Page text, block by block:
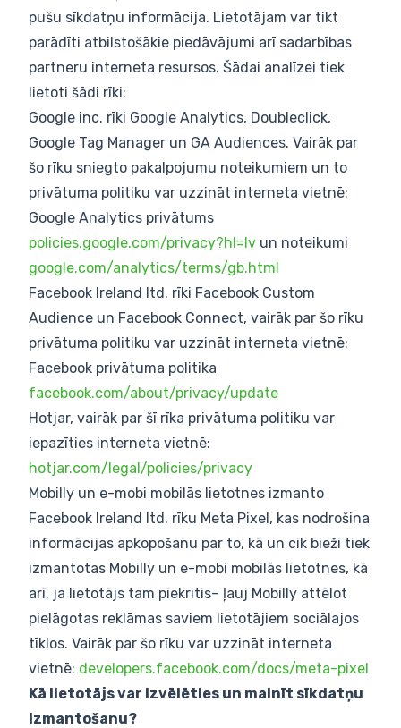
pušu sīkdatņu informācija. Lietotājam var tikt
parādīti atbilstošākie piedāvājumi arī sadarbības
partneru interneta resursos. Šādai analīzei tiek
lietoti šādi rīki:
Google inc. rīki Google Analytics, Doubleclick,
Google Tag Manager un GA Audiences. Vairāk par
šo rīku sniegto pakalpojumu noteikumiem un to
privātuma politiku var uzzināt interneta vietnē:
Google Analytics privātums
policies.google.com/privacy?hl=lv un noteikumi
google.com/analytics/terms/gb.html
Facebook Ireland ltd. rīki Facebook Custom
Audience un Facebook Connect, vairāk par šo rīku
privātuma politiku var uzzināt interneta vietnē:
Facebook privātuma politika
facebook.com/about/privacy/update
Hotjar, vairāk par šī rīka privātuma politiku var
iepazīties interneta vietnē:
hotjar.com/legal/policies/privacy
Mobilly un e-mobi mobilās lietotnes izmanto
Facebook Ireland ltd. rīku Meta Pixel, kas nodrošina
informācijas apkopošanu par to, kā un cik bieži tiek
izmantotas Mobilly un e-mobi mobilās lietotnes, kā
arī, ja lietotājs tam piekritis– ļauj Mobilly attēlot
pielāgotas reklāmas saviem lietotājiem sociālajos
tīklos. Vairāk par šo rīku var uzzināt interneta
vietnē: developers.facebook.com/docs/meta-pixel
Kā lietotājs var izvēlēties un mainīt sīkdatņu
izmantošanu?